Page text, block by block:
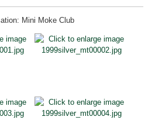
Mini Moke Club